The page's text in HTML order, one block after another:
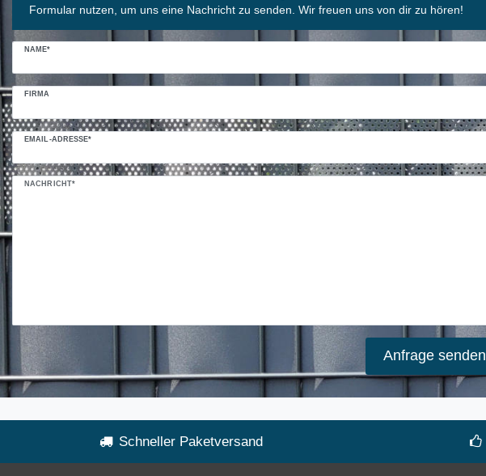
Formular nutzen, um uns eine Nachricht zu senden. Wir freuen uns von dir zu hören!
NAME*
FIRMA
EMAIL-ADRESSE*
NACHRICHT*
Anfrage senden
Schneller Paketversand